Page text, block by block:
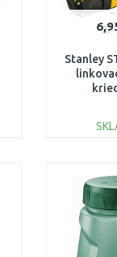
Stanley